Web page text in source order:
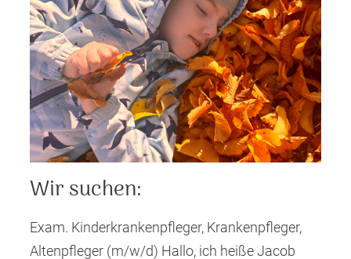
Wir suchen:
Exam. Kinderkrankenpfleger, Krankenpfleger,
Altenpfleger (m/w/d) Hallo, ich heiße Jacob